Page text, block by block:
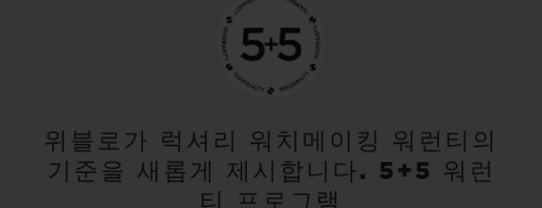
위블로가 럭셔리 워치메이킹 워런티의
기준을 새롭게 제시합니다. 5+5 워런
티 프로그램